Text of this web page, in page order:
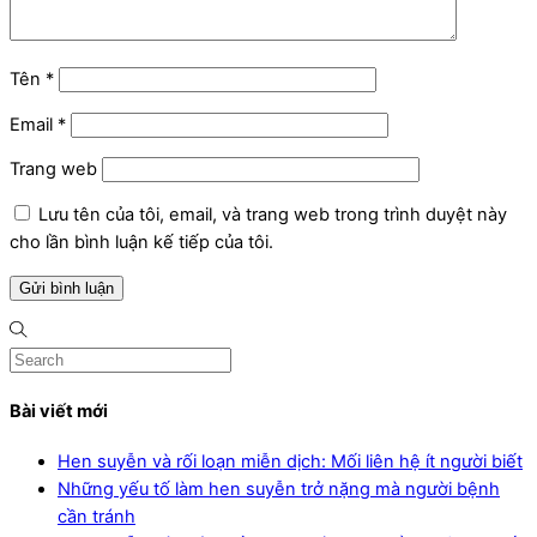
Tên *
Email *
Trang web
Lưu tên của tôi, email, và trang web trong trình duyệt này
cho lần bình luận kế tiếp của tôi.
Bài viết mới
Hen suyễn và rối loạn miễn dịch: Mối liên hệ ít người biết
Những yếu tố làm hen suyễn trở nặng mà người bệnh
cần tránh